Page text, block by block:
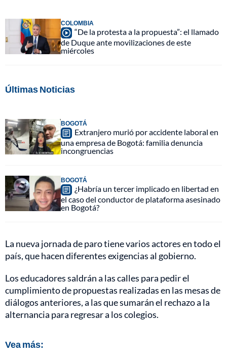
COLOMBIA
“De la protesta a la propuesta”: el llamado
de Duque ante movilizaciones de este
miércoles
Últimas Noticias
BOGOTÁ
Extranjero murió por accidente laboral en
una empresa de Bogotá: familia denuncia
incongruencias
BOGOTÁ
¿Habría un tercer implicado en libertad en
el caso del conductor de plataforma asesinado
en Bogotá?
La nueva jornada de paro tiene varios actores en todo el
país, que hacen diferentes exigencias al gobierno.
Los educadores saldrán a las calles para pedir el
cumplimiento de propuestas realizadas en las mesas de
diálogos anteriores, a las que sumarán el rechazo a la
alternancia para regresar a los colegios.
Vea más: